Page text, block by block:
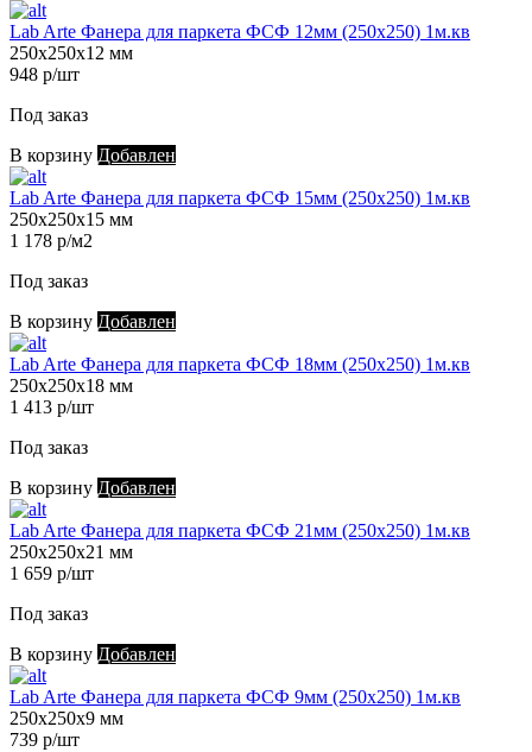
Lab Arte Фанера для паркета ФСФ 12мм (250х250) 1м.кв
250х250х12 мм
948 р/шт
Под заказ
В корзину Добавлен
Lab Arte Фанера для паркета ФСФ 15мм (250х250) 1м.кв
250х250х15 мм
1 178 р/м2
Под заказ
В корзину Добавлен
Lab Arte Фанера для паркета ФСФ 18мм (250х250) 1м.кв
250х250х18 мм
1 413 р/шт
Под заказ
В корзину Добавлен
Lab Arte Фанера для паркета ФСФ 21мм (250х250) 1м.кв
250х250х21 мм
1 659 р/шт
Под заказ
В корзину Добавлен
Lab Arte Фанера для паркета ФСФ 9мм (250х250) 1м.кв
250х250х9 мм
739 р/шт